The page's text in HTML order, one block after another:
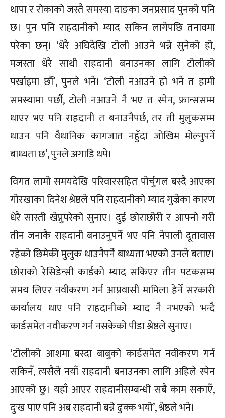
थापा र रोकाको जस्तै समस्या दाङका जनप्रसाद पुनको पनि
छ। पुन पनि राहदानीको म्याद सकिन लागेपछि तनावमा
परेका छन्। ‘धेरै अघिदेखि टोली आउने भन्ने सुनेको हो,
मजस्ता धेरै साथी राहदानी बनाउनका लागि टोलीको
पर्खाइमा छौँ’, पुनले भने। ‘टोली नआउने हो भने त हामी
समस्यामा पर्छौ, टोली नआउने नै भए त स्पेन, फ्रान्ससम्म
धाएर भए पनि राहदानी त बनाउनैपर्छ, तर ती मुलुकसम्म
धाउन पनि वैधानिक कागजात नहुँदा जोखिम मोल्नुपर्ने
बाध्यता छ’, पुनले अगाडि थपे।
विगत लामो समयदेखि परिवारसहित पोर्चुगल बस्दै आएका
गोरखाका दिनेश श्रेष्ठले पनि राहदानीको म्याद गुज्रेका कारण
धेरै सास्ती खेप्नुपरेको सुनाए। दुई छोराछोरी र आफ्नो गरी
तीन जनाकै राहदानी बनाउनुपर्ने भए पनि नेपाली दूतावास
रहेको छिमेकी मुलुक धाउनैपर्ने बाध्यता भएको उनले बताए।
छोराको रेसिडेन्सी कार्डको म्याद सकिएर तीन पटकसम्म
समय लिएर नवीकरण गर्न आप्रवासी मामिला हेर्ने सरकारी
कार्यालय धाए पनि राहदानीको म्याद नै नभएको भन्दै
कार्डसमेत नवीकरण गर्न नसकेको पीडा श्रेष्ठले सुनाए।
‘टोलीको आशमा बस्दा बाबुको कार्डसमेत नवीकरण गर्न
सकिनँ, त्यसैले नयाँ राहदानी बनाउनका लागि अहिले स्पेन
आएको छु। यहाँ आएर राहदानीसम्बन्धी सबै काम सकाएँ,
दुःख पाए पनि अब राहदानी बन्ने ढुक्क भयो’, श्रेष्ठले भने।